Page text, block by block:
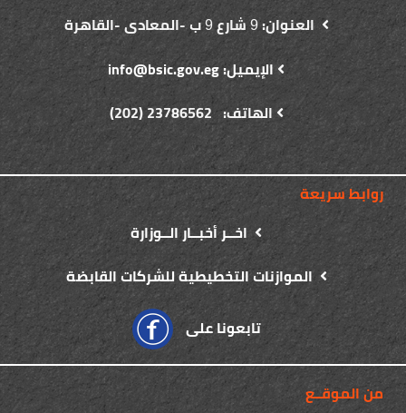
العنوان:9شارع9ب -المعادى -القاهرة
الإيميل: info@bsic.gov.eg
الهاتف: 23786562 (202)
روابط سريعة
اخــر أخبــار الــوزارة
الموازنات التخطيطية للشركات القابضة
تابعونا على
من الموقــع